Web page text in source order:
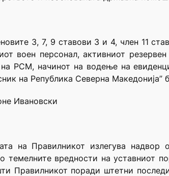
3, 7, 9 ставови 3 и 4, член 11
воен персонал, активниот
РСМ, начинот на водење на
на Република Северна Македонија”
Ивановски
на Правилникот излегува
темелните вредности на уставниот
Правилникот поради штетни